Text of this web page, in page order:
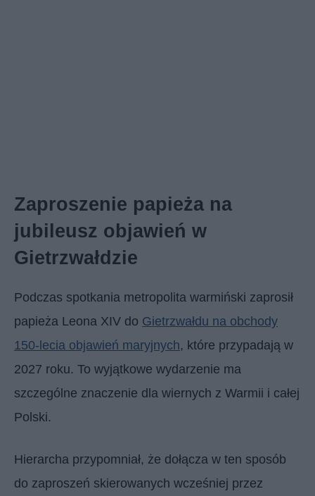
Zaproszenie papieża na
jubileusz objawień w
Gietrzwałdzie
Podczas spotkania metropolita warmiński zaprosił
papieża Leona XIV do Gietrzwałdu na obchody
150-lecia objawień maryjnych, które przypadają w
2027 roku. To wyjątkowe wydarzenie ma
szczególne znaczenie dla wiernych z Warmii i całej
Polski.
Hierarcha przypomniał, że dołącza w ten sposób
do zaproszeń skierowanych wcześniej przez